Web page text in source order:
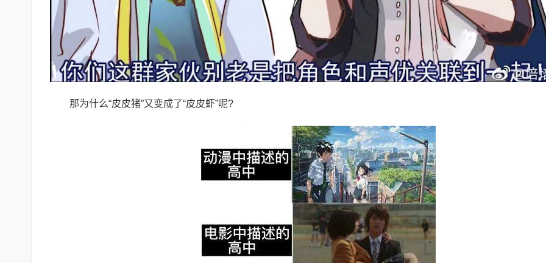
那为什么“皮皮猪”又变成了“皮皮虾”呢?